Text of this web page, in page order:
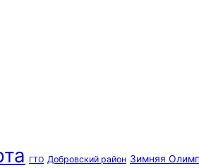
ГТО Добровский район Зимняя